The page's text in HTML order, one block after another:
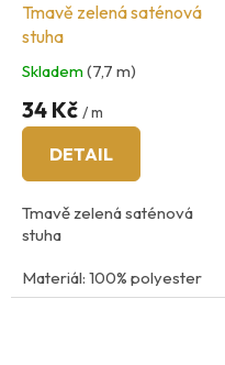
Tmavě zelená saténová
stuha
Skladem(7,7 m)
34 Kč / m
DETAIL
Tmavě zelená saténová
stuha
Materiál: 100% polyester